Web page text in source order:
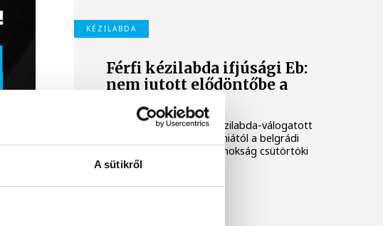
A sütikről
KÉZILABDA
Férfi kézilabda ifjúsági Eb:
nem jutott elődöntőbe a
A magyar férfi ifjúsági kézilabda-válogatott
32-27-re kikapott Szlovéniától a belgrádi
korosztályos Európa-bajnokság csütörtöki
negyeddöntőjében.